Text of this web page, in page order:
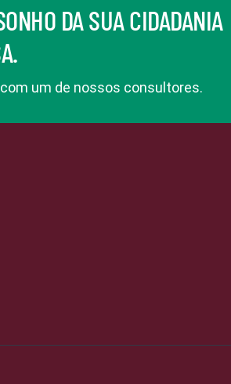
DA SUA CIDADANIA
um de nossos consultores.